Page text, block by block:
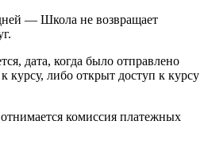
— Школа не возвращает
дата, когда было отправлено
курсу, либо открыт доступ к курсу
комиссия платежных